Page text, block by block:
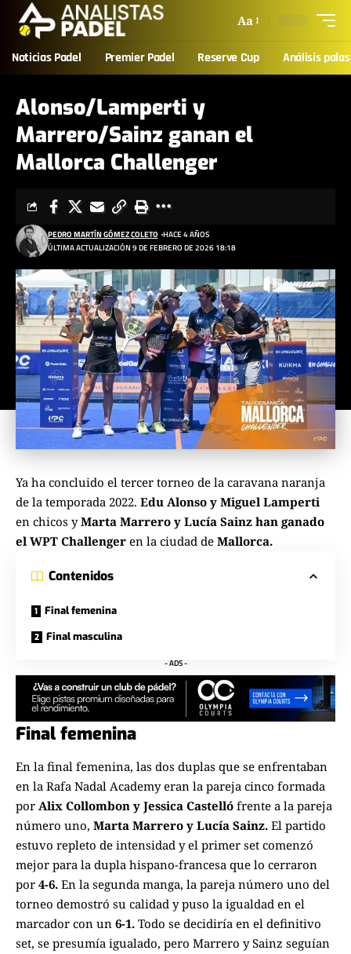
Aa
Noticias Padel Premier Padel Reserve Cup Análisis palas
Alonso/Lamperti y
Marrero/Sainz ganan el
Mallorca Challenger
ÚLTIMA ACTUALIZACIÓN 9 DE FEBRERO DE 2026 18:18
PEDRO MARTÍN GÓMEZ COLETO HACE 4 AÑOS
Ya ha concluido el tercer torneo de la caravana naranja
de la temporada 2022. Edu Alonso y Miguel Lamperti
en chicos yMarta Marrero y Lucía Sainz han ganado
el WPT Challenger en la ciudad de Mallorca.
Contenidos
Final femenina
Final masculina
- ADS -
Final femenina
En la final femenina, las dos duplas que se enfrentaban
en la Rafa Nadal Academy eran la pareja cinco formada
por Alix Collombon y Jessica Castelló frente a la pareja
número uno, Marta Marrero y Lucía Sainz. El partido
estuvo repleto de intensidad y el primer set comenzó
mejor para la dupla hispano-francesa que lo cerraron
por 4-6. En la segunda manga, la pareja número uno del
torneo demostró su calidad y puso la igualdad en el
marcador con un 6-1. Todo se decidiría en el definitivo
set, se presumía igualado, pero Marrero y Sainz seguían